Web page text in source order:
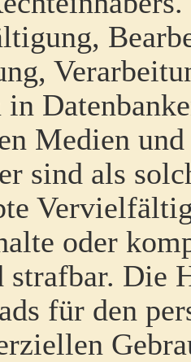
Medien
sind als
oder
strafbar. Die
für den